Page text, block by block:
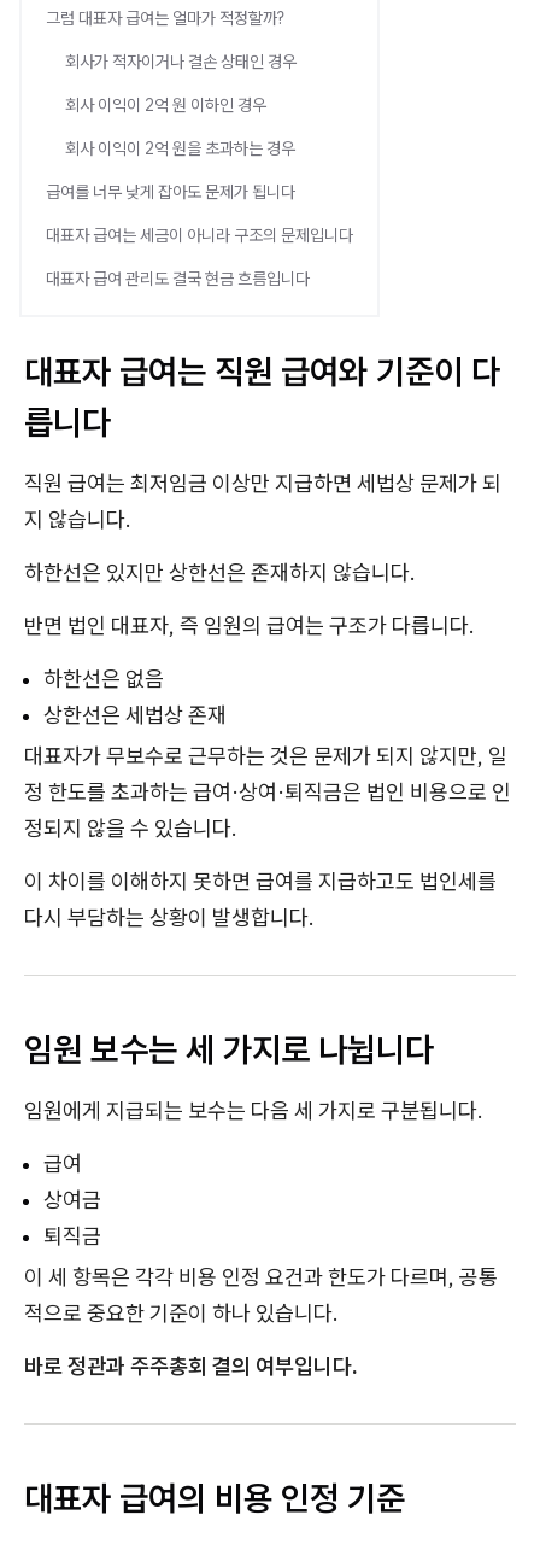
그럼 대표자 급여는 얼마가 적정할까?
회사가 적자이거나 결손 상태인 경우
회사 이익이 2억 원 이하인 경우
회사 이익이 2억 원을 초과하는 경우
급여를 너무 낮게 잡아도 문제가 됩니다
대표자 급여는 세금이 아니라 구조의 문제입니다
대표자 급여 관리도 결국 현금 흐름입니다
대표자 급여는 직원 급여와 기준이 다
릅니다
직원 급여는 최저임금 이상만 지급하면 세법상 문제가 되
지 않습니다.
하한선은 있지만 상한선은 존재하지 않습니다.
반면 법인 대표자, 즉 임원의 급여는 구조가 다릅니다.
하한선은 없음
상한선은 세법상 존재
대표자가 무보수로 근무하는 것은 문제가 되지 않지만, 일
정 한도를 초과하는 급여·상여·퇴직금은 법인 비용으로 인
정되지 않을 수 있습니다.
이 차이를 이해하지 못하면 급여를 지급하고도 법인세를
다시 부담하는 상황이 발생합니다.
임원 보수는 세 가지로 나뉩니다
임원에게 지급되는 보수는 다음 세 가지로 구분됩니다.
급여
상여금
퇴직금
이 세 항목은 각각 비용 인정 요건과 한도가 다르며, 공통
적으로 중요한 기준이 하나 있습니다.
바로 정관과 주주총회 결의 여부입니다.
대표자 급여의 비용 인정 기준